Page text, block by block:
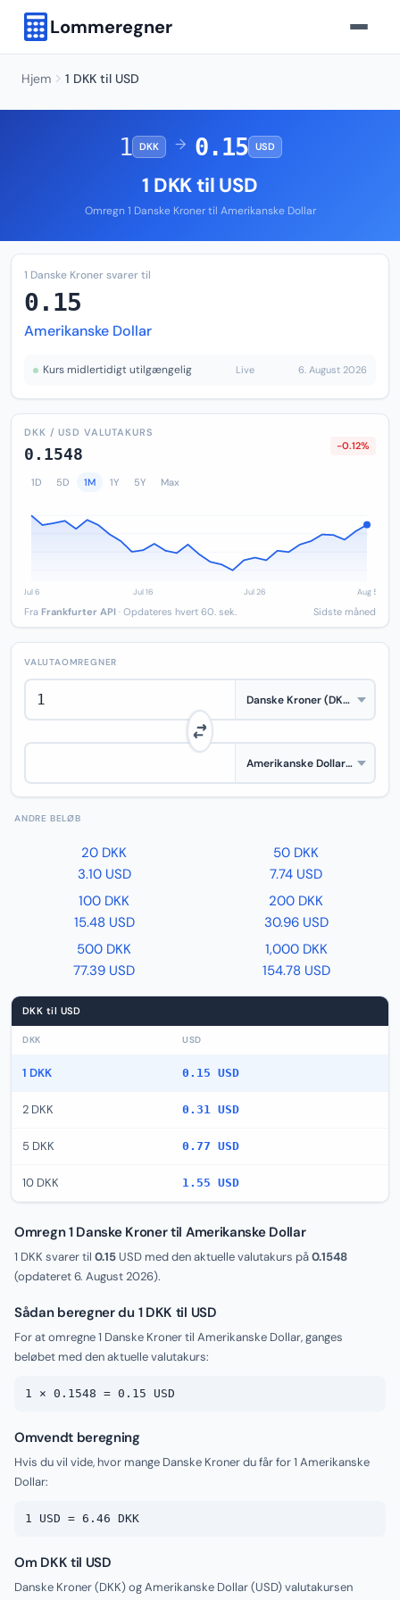
Lommeregner
Hjem 1 DKK til USD
1 DKK → 0.15 USD
1 DKK til USD
Omregn 1 Danske Kroner til Amerikanske Dollar
1 Danske Kroner svarer til
0.15
Amerikanske Dollar
Kurs midlertidigt utilgængelig Live 6. August 2026
DKK / USD VALUTAKURS
0.1548 -0.12%
1D 5D 1M 1Y 5Y Max
Fra Frankfurter API · Opdateres hvert 60. sek. Sidste måned
VALUTAOMREGNER
ANDRE BELØB
20 DKK
3.10 USD
50 DKK
7.74 USD
100 DKK
15.48 USD
200 DKK
30.96 USD
500 DKK
77.39 USD
1,000 DKK
154.78 USD
DKK til USD
DKK USD
1 DKK 0.15 USD
2 DKK 0.31 USD
5 DKK 0.77 USD
10 DKK 1.55 USD
Omregn 1 Danske Kroner til Amerikanske Dollar
1 DKK svarer til 0.15 USD med den aktuelle valutakurs på0.1548
(opdateret6. August 2026).
Sådan beregner du 1 DKK til USD
For at omregne 1 Danske Kroner til Amerikanske Dollar, ganges
beløbet med den aktuelle valutakurs:
1 × 0.1548 = 0.15 USD
Omvendt beregning
Hvis du vil vide, hvor mange Danske Kroner du får for 1 Amerikanske
Dollar:
1 USD = 6.46 DKK
Om DKK til USD
Danske Kroner (DKK) og Amerikanske Dollar (USD) valutakursen